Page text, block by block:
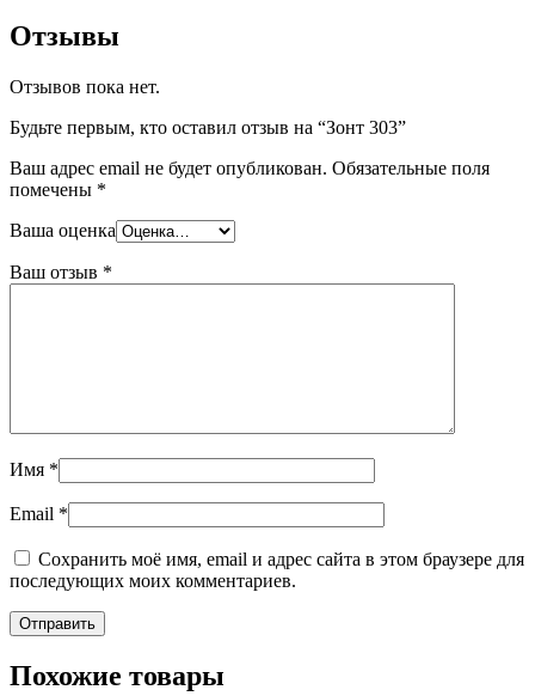
Отзывы
Отзывов пока нет.
Будьте первым, кто оставил отзыв на “Зонт 303”
Ваш адрес email не будет опубликован. Обязательные поля
помечены *
Ваша оценка
Ваш отзыв *
Имя *
Email *
Сохранить моё имя, email и адрес сайта в этом браузере для
последующих моих комментариев.
Похожие товары